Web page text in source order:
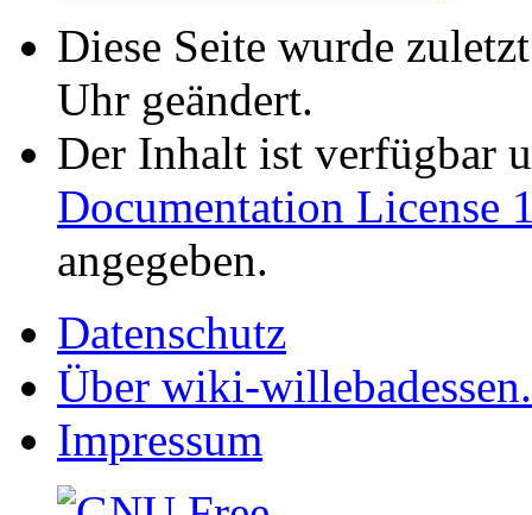
Diese Seite wurde
Uhr geändert.
Der Inhalt ist verfügbar
Documentation License
angegeben.
Datenschutz
Über wiki-
Impressum